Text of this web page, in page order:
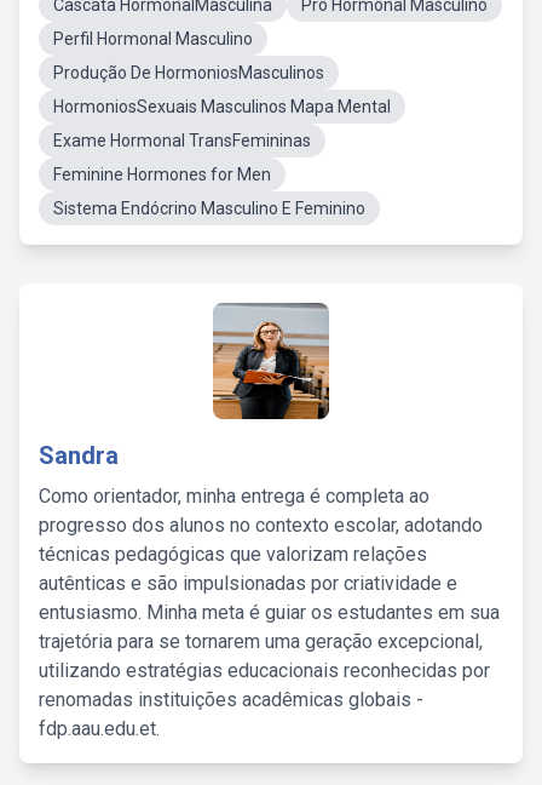
Cascata HormonalMasculina
Pro Hormonal Masculino
Perfil Hormonal Masculino
Produção De HormoniosMasculinos
HormoniosSexuais Masculinos Mapa Mental
Exame Hormonal TransFemininas
Feminine Hormones for Men
Sistema Endócrino Masculino E Feminino
Sandra
Como orientador, minha entrega é completa ao
progresso dos alunos no contexto escolar, adotando
técnicas pedagógicas que valorizam relações
autênticas e são impulsionadas por criatividade e
entusiasmo. Minha meta é guiar os estudantes em sua
trajetória para se tornarem uma geração excepcional,
utilizando estratégias educacionais reconhecidas por
renomadas instituições acadêmicas globais -
fdp.aau.edu.et.